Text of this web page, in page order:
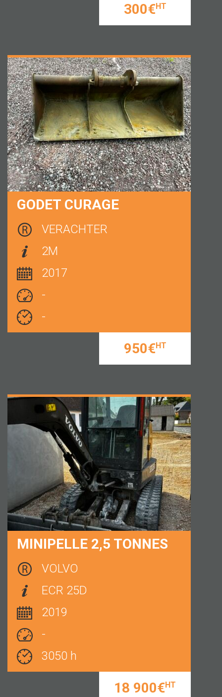
300€HT
GODET CURAGE
VERACHTER
2M
2017
-
-
950€HT
MINIPELLE 2,5 TONNES
VOLVO
ECR 25D
2019
-
3050 h
18 900€HT